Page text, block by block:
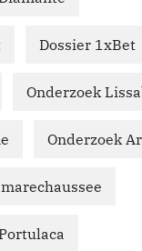
Dossier 1xBet
Onderzoek
Onderzoek